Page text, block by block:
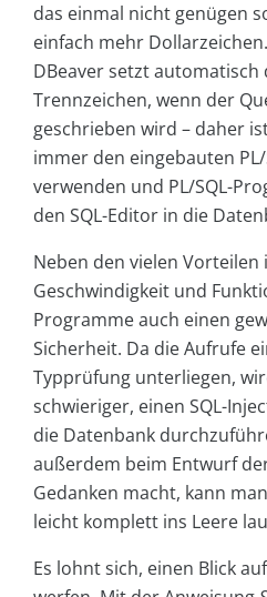
das einmal nicht genügen
einfach mehr
DBeaver setzt automatisch
Trennzeichen, wenn der
geschrieben wird – daher
immer den eingebauten
verwenden und PL/SQL-
den SQL-Editor in die
Neben den vielen Vorteilen
Geschwindigkeit und
Programme auch einen
Sicherheit. Da die Aufrufe
Typprüfung unterliegen,
schwieriger, einen SQL-
die Datenbank
außerdem beim Entwurf
Gedanken macht, kann
leicht komplett ins Leere
Es lohnt sich, einen Blick